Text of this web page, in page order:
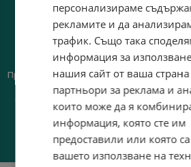
Предлагаме различни методи
на плащане, включително
възможност за плащане с
криптовалута.
Ние
персонализираме
рекламите и да
трафик. Също така
информация за
нашия сайт от ваша
партньори за реклама и
които може да я
информация, която сте им
предоставили или която
вашето използване на